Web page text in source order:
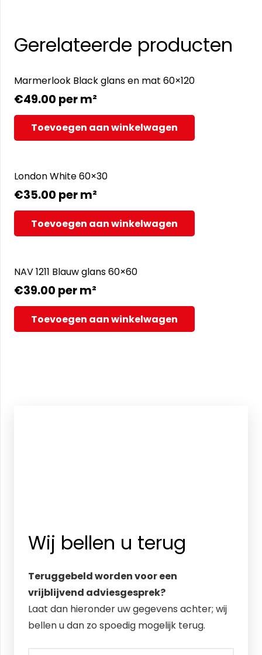
Gerelateerde producten
Marmerlook Black glans en mat 60×120
€49.00 per m²
Toevoegen aan winkelwagen
London White 60×30
€35.00 per m²
Toevoegen aan winkelwagen
NAV 1211 Blauw glans 60×60
€39.00 per m²
Toevoegen aan winkelwagen
Wij bellen u terug
Teruggebeld worden voor een
vrijblijvend adviesgesprek?
Laat dan hieronder uw gegevens achter; wij
bellen u dan zo spoedig mogelijk terug.